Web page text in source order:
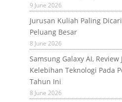
9 June 2026
Jurusan Kuliah Paling
Peluang Besar
8 June 2026
Samsung Galaxy AI,
Kelebihan Teknologi Pada
Tahun Ini
8 June 2026